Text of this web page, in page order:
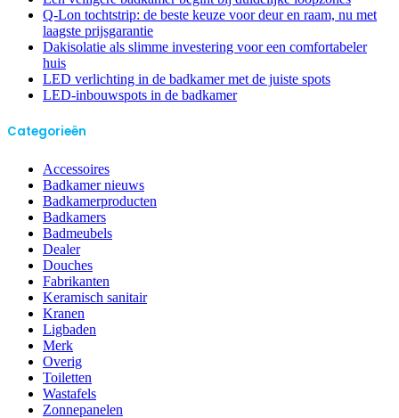
Q-Lon tochtstrip: de beste keuze voor deur en raam, nu met
laagste prijsgarantie
Dakisolatie als slimme investering voor een comfortabeler
huis
LED verlichting in de badkamer met de juiste spots
LED-inbouwspots in de badkamer
Categorieën
Accessoires
Badkamer nieuws
Badkamerproducten
Badkamers
Badmeubels
Dealer
Douches
Fabrikanten
Keramisch sanitair
Kranen
Ligbaden
Merk
Overig
Toiletten
Wastafels
Zonnepanelen